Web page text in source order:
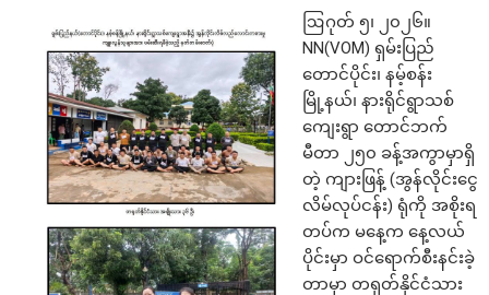
ဩဂုတ် ၅၊ ၂၀၂၆။
NN(VOM) ရှမ်းပြည်
တောင်ပိုင်း၊ နမ့်စန်း
မြို့နယ်၊ နားရိုင်ရွာသစ်
ကျေးရွာ တောင်ဘက်
မီတာ ၂၅၀ ခန့်အကွာမှာရှိ
တဲ့ ကျားဖြန့် (အွန်လိုင်းငွေ
လိမ်လုပ်ငန်း) ရုံကို အစိုးရ
တပ်က မနေ့က နေ့လယ်
ပိုင်းမှာ ဝင်ရောက်စီးနင်းခဲ့
တာမှာ တရုတ်နိုင်ငံသား